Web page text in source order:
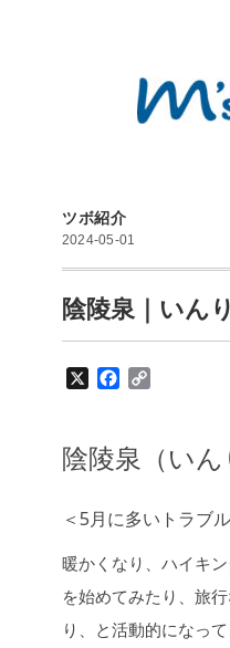
ツボ紹介
2024-05-01
陰陵泉｜いん
X
e
b
o
k
L
陰陵泉（いん
＜5月に多いトラブ
暖かくなり、ハイキ
を始めてみたり、旅
り、と活動的になっ